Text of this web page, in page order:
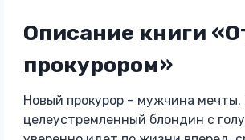
Описание книги
прокурором»
Новый прокурор – мужчина
целеустремленный блондин с